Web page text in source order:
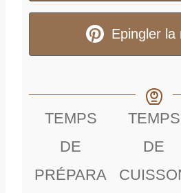
Epingler la
TEMPS
DE
PRÉPARA
TEMPS
DE